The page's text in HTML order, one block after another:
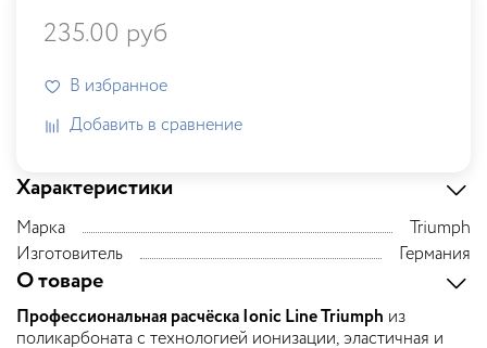
Характеристики
Марка
Triumph
Изготовитель
Германия
О товаре
Профессиональная расчёска Ionic Line Triumph из
поликарбоната с технологией ионизации, эластичная и
235.00 руб
В избранное
Добавить в сравнение